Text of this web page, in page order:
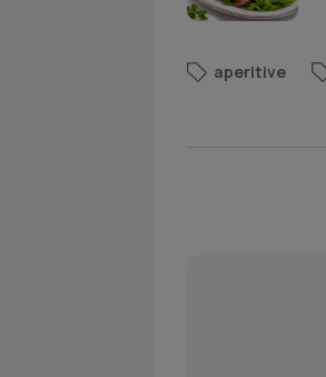
aperitive